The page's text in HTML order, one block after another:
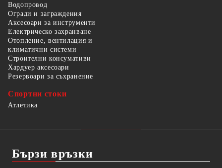
Водопровод
Огради и заграждения
Аксесоари за инструменти
Електрическо захранване
Отопление, вентилация и
климатични системи
Строителни консумативи
Хардуер аксесоари
Резервоари за съхранение
Спортни стоки
Атлетика
Бързи връзки